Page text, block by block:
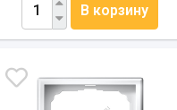
В корзину